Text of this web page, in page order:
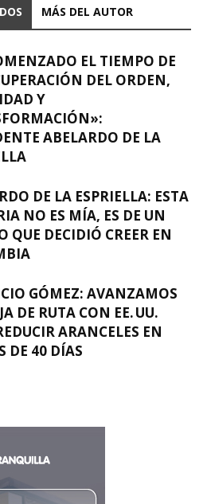
MÁS DEL AUTOR
EL TIEMPO DE
DEL ORDEN,
Y
ABELARDO DE LA
DE LA ESPRIELLA: ESTA
NO ES MÍA, ES DE UN
QUE DECIDIÓ CREER EN
GÓMEZ: AVANZAMOS
DE RUTA CON EE. UU.
ARANCELES EN
DE 40 DÍAS